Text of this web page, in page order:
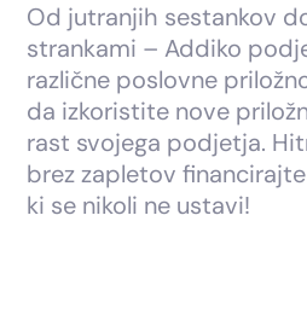
Od jutranjih sestankov
strankami – Addiko
različne poslovne
da izkoristite nove
rast svojega podjetja.
brez zapletov
ki se nikoli ne ustavi!